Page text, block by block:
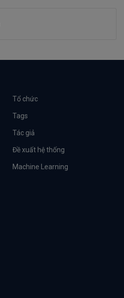
Tổ chức
Tags
Tác giả
Đề xuất hệ thống
Machine Learning